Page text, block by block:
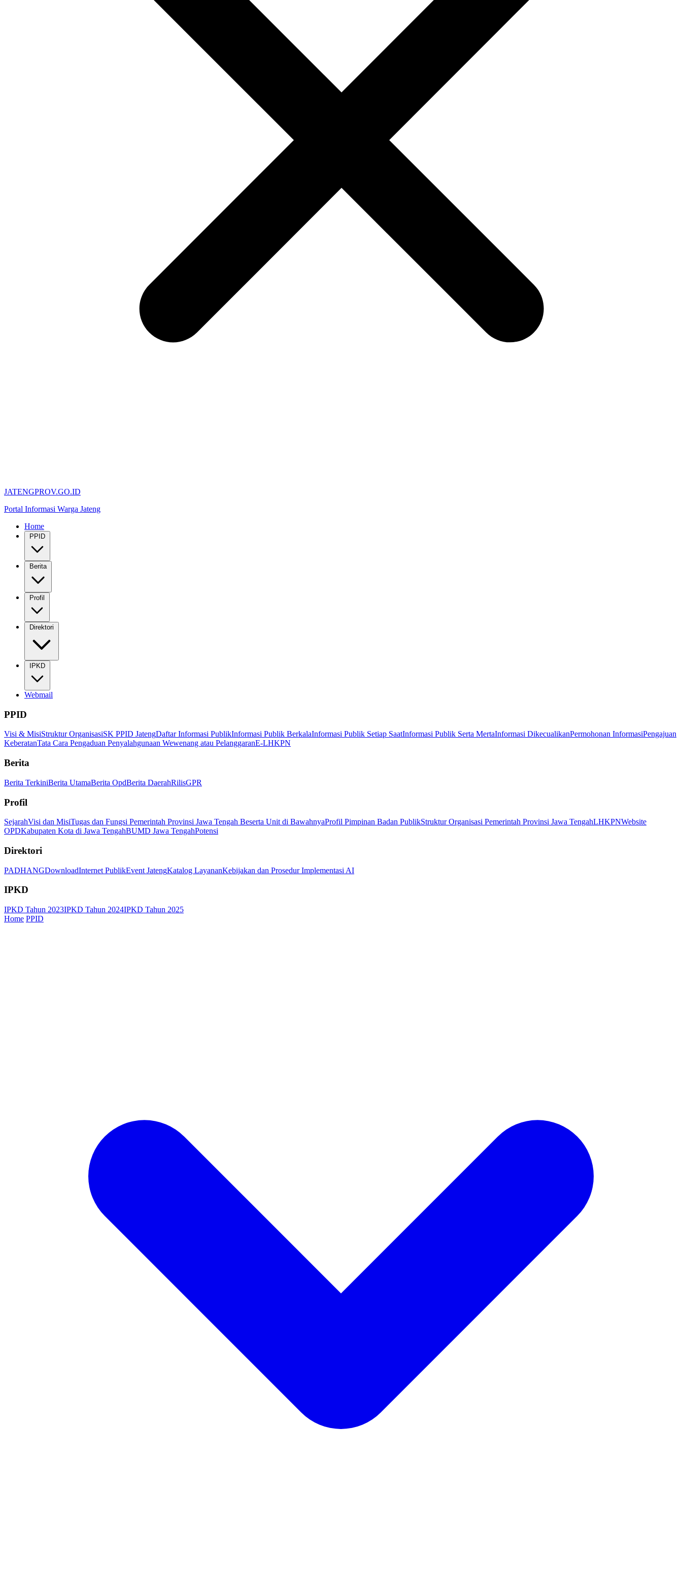
JATENGPROV.GO.ID
Portal Informasi Warga Jateng
Home
PPID
Berita
Profil
Direktori
IPKD
Webmail
PPID
Visi & MisiStruktur OrganisasiSK PPID JatengDaftar Informasi PublikInformasi Publik BerkalaInformasi Publik Setiap SaatInformasi Publik Serta MertaInformasi DikecualikanPermohonan InformasiPengajuan
KeberatanTata Cara Pengaduan Penyalahgunaan Wewenang atau PelanggaranE-LHKPN
Berita
Berita TerkiniBerita UtamaBerita OpdBerita DaerahRilisGPR
Profil
SejarahVisi dan MisiTugas dan Fungsi Pemerintah Provinsi Jawa Tengah Beserta Unit di BawahnyaProfil Pimpinan Badan PublikStruktur Organisasi Pemerintah Provinsi Jawa TengahLHKPNWebsite
OPDKabupaten Kota di Jawa TengahBUMD Jawa TengahPotensi
Direktori
PADHANGDownloadInternet PublikEvent JatengKatalog LayananKebijakan dan Prosedur Implementasi AI
IPKD
IPKD Tahun 2023IPKD Tahun 2024IPKD Tahun 2025
Home PPID